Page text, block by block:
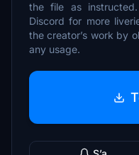
the file as
Discord for more
the creator’s work by
any usage.